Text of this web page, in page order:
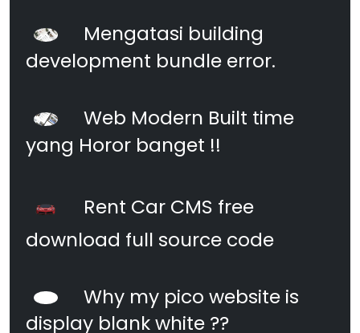
Mengatasi building
development bundle error.
Web Modern Built time
yang Horor banget !!
Rent Car CMS free
download full source code
Why my pico website is
display blank white ??